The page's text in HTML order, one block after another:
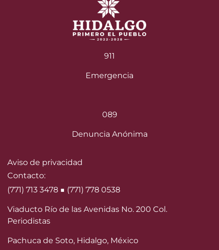
911
Emergencia
089
Denuncia Anónima
Aviso de privacidad
Contacto:
(771) 713 3478 ■ (771) 778 0538
Viaducto Río de las Avenidas No. 200 Col.
Periodistas
Pachuca de Soto, Hidalgo, México